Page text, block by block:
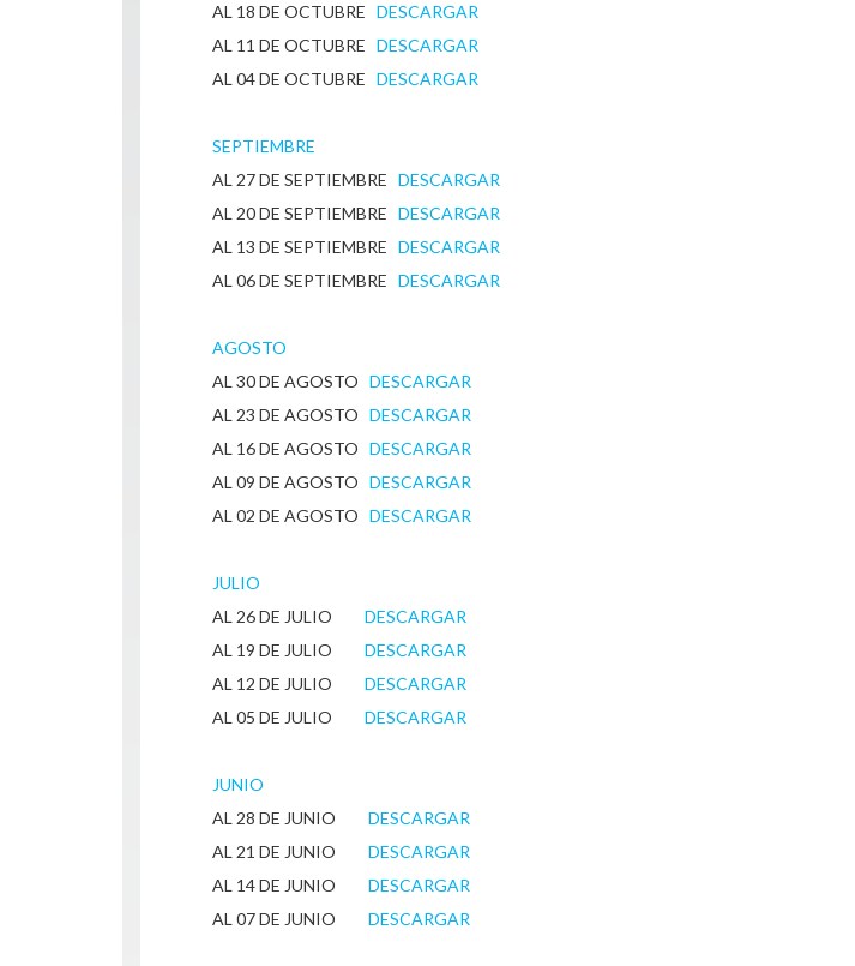
AL 18 DE OCTUBRE DESCARGAR
AL 11 DE OCTUBRE DESCARGAR
AL 04 DE OCTUBRE DESCARGAR
SEPTIEMBRE
​AL 27 DE SEPTIEMBRE DESCARGAR
AL 20 DE SEPTIEMBRE DESCARGAR
AL 13 DE SEPTIEMBRE DESCARGAR
AL 06 DE SEPTIEMBRE DESCARGAR
AGOSTO
AL 30 DE AGOSTO DESCARGAR
AL 23 DE AGOSTO DESCARGAR
AL 16 DE AGOSTO DESCARGAR
AL 09 DE AGOSTO DESCARGAR
AL 02 DE AGOSTO DESCARGAR
JULIO
AL 26 DE JULIO DESCARGAR
AL 19 DE JULIO DESCARGAR
AL 12 DE JULIO DESCARGAR
AL 05 DE JULIO DESCARGAR
JUNIO
AL 28 DE JUNIO DESCARGAR
AL 21 DE JUNIO DESCARGAR
AL 14 DE JUNIO
DESCARGAR
AL 07 DE JUNIO DESCARGAR